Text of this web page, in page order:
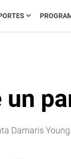
Damaris Young